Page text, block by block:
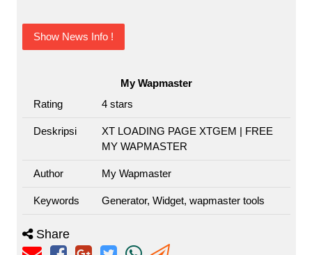
Show News Info !
My Wapmaster
Rating
4 stars
Deskripsi
XT LOADING PAGE XTGEM | FREE
MY WAPMASTER
Author My Wapmaster
Keywords Generator, Widget, wapmaster tools
Share